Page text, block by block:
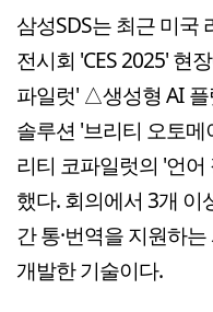
삼성SDS는 최근 미국
전시회 'CES 2025' 현
파일럿' △생성형 AI
솔루션 '브리티 오토
리티 코파일럿의 '언
했다. 회의에서 3개 이
간 통·번역을 지원하
개발한 기술이다.